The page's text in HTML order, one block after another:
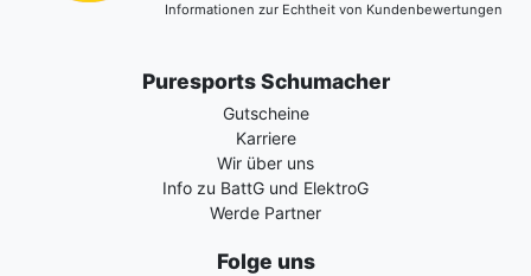
Informationen zur Echtheit von Kundenbewertungen
Puresports Schumacher
Gutscheine
Karriere
Wir über uns
Info zu BattG und ElektroG
Werde Partner
Folge uns